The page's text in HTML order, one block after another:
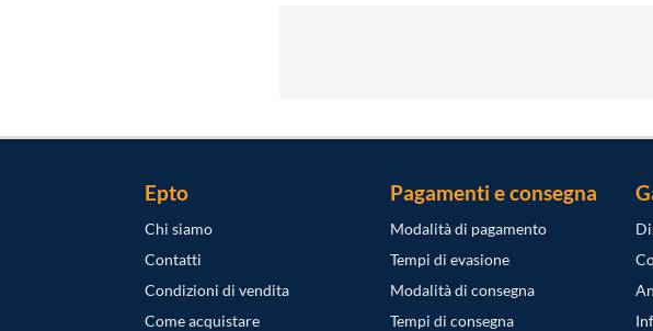
Epto
Chi siamo
Contatti
Condizioni di vendita
Come acquistare
Pagamenti e consegna
Modalità di pagamento
Tempi di evasione
Modalità di consegna
Tempi di consegna